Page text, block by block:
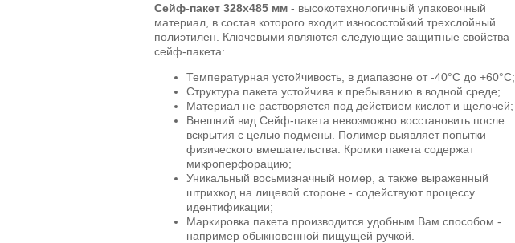
Сейф-пакет 328х485 мм - высокотехнологичный упаковочный
материал, в состав которого входит износостойкий трехслойный
полиэтилен. Ключевыми являются следующие защитные свойства
сейф-пакета:
Температурная устойчивость, в диапазоне от -40°C до +60°C;
Структура пакета устойчива к пребыванию в водной среде;
Материал не растворяется под действием кислот и щелочей;
Внешний вид Сейф-пакета невозможно восстановить после
вскрытия с целью подмены. Полимер выявляет попытки
физического вмешательства. Кромки пакета содержат
микроперфорацию;
Уникальный восьмизначный номер, а также выраженный
штрихкод на лицевой стороне - содействуют процессу
идентификации;
Маркировка пакета производится удобным Вам способом -
например обыкновенной пищущей ручкой.